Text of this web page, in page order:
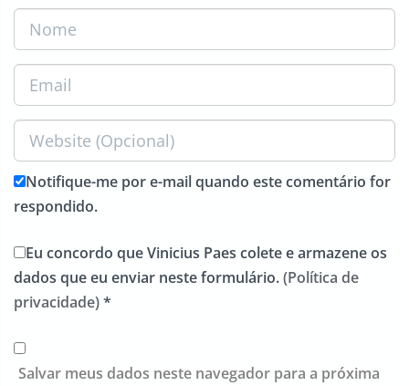
Notifique-me por e-mail quando este comentário for
respondido.
Eu concordo que Vinicius Paes colete e armazene os
dados que eu enviar neste formulário.(Política de
privacidade)*
Salvar meus dados neste navegador para a próxima